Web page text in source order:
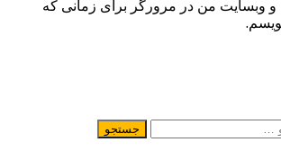
و وبسایت من در مرورگر برای زمانی که